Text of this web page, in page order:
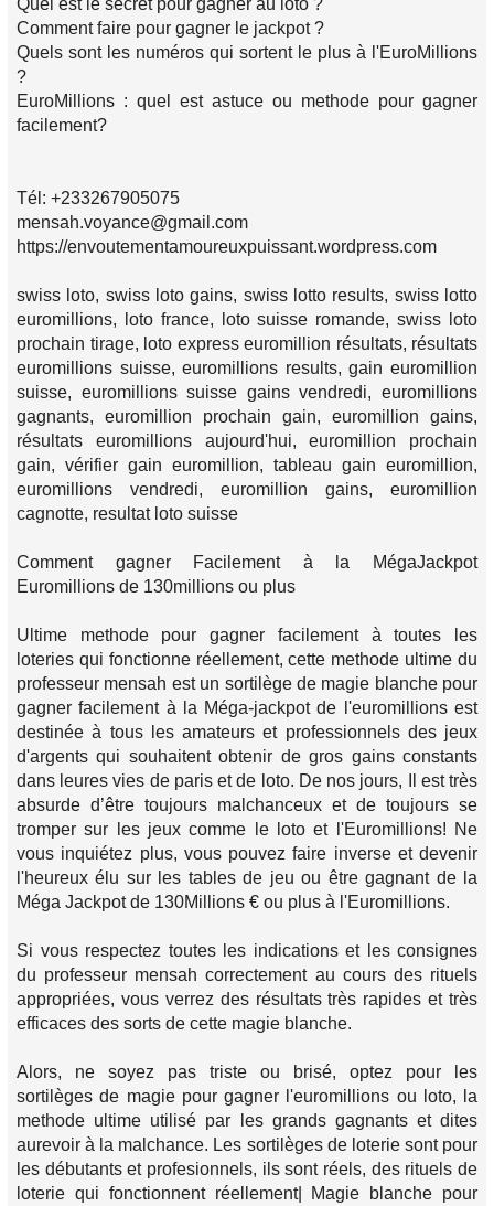
Quel est le secret pour gagner au loto ?
Comment faire pour gagner le jackpot ?
Quels sont les numéros qui sortent le plus à l'EuroMillions
?
EuroMillions : quel est astuce ou methode pour gagner
facilement?
Tél: +233267905075
mensah.voyance@gmail.com
https://envoutementamoureuxpuissant.wordpress.com
swiss loto, swiss loto gains, swiss lotto results, swiss lotto
euromillions, loto france, loto suisse romande, swiss loto
prochain tirage, loto express euromillion résultats, résultats
euromillions suisse, euromillions results, gain euromillion
suisse, euromillions suisse gains vendredi, euromillions
gagnants, euromillion prochain gain, euromillion gains,
résultats euromillions aujourd'hui, euromillion prochain
gain, vérifier gain euromillion, tableau gain euromillion,
euromillions vendredi, euromillion gains, euromillion
cagnotte, resultat loto suisse
Comment gagner Facilement à la MégaJackpot
Euromillions de 130millions ou plus
Ultime methode pour gagner facilement à toutes les
loteries qui fonctionne réellement, cette methode ultime du
professeur mensah est un sortilège de magie blanche pour
gagner facilement à la Méga-jackpot de l'euromillions est
destinée à tous les amateurs et professionnels des jeux
d'argents qui souhaitent obtenir de gros gains constants
dans leures vies de paris et de loto. De nos jours, Il est très
absurde d’être toujours malchanceux et de toujours se
tromper sur les jeux comme le loto et l'Euromillions! Ne
vous inquiétez plus, vous pouvez faire inverse et devenir
l'heureux élu sur les tables de jeu ou être gagnant de la
Méga Jackpot de 130Millions € ou plus à l'Euromillions.
Si vous respectez toutes les indications et les consignes
du professeur mensah correctement au cours des rituels
appropriées, vous verrez des résultats très rapides et très
efficaces des sorts de cette magie blanche.
Alors, ne soyez pas triste ou brisé, optez pour les
sortilèges de magie pour gagner l'euromillions ou loto, la
methode ultime utilisé par les grands gagnants et dites
aurevoir à la malchance. Les sortilèges de loterie sont pour
les débutants et profesionnels, ils sont réels, des rituels de
loterie qui fonctionnent réellement| Magie blanche pour